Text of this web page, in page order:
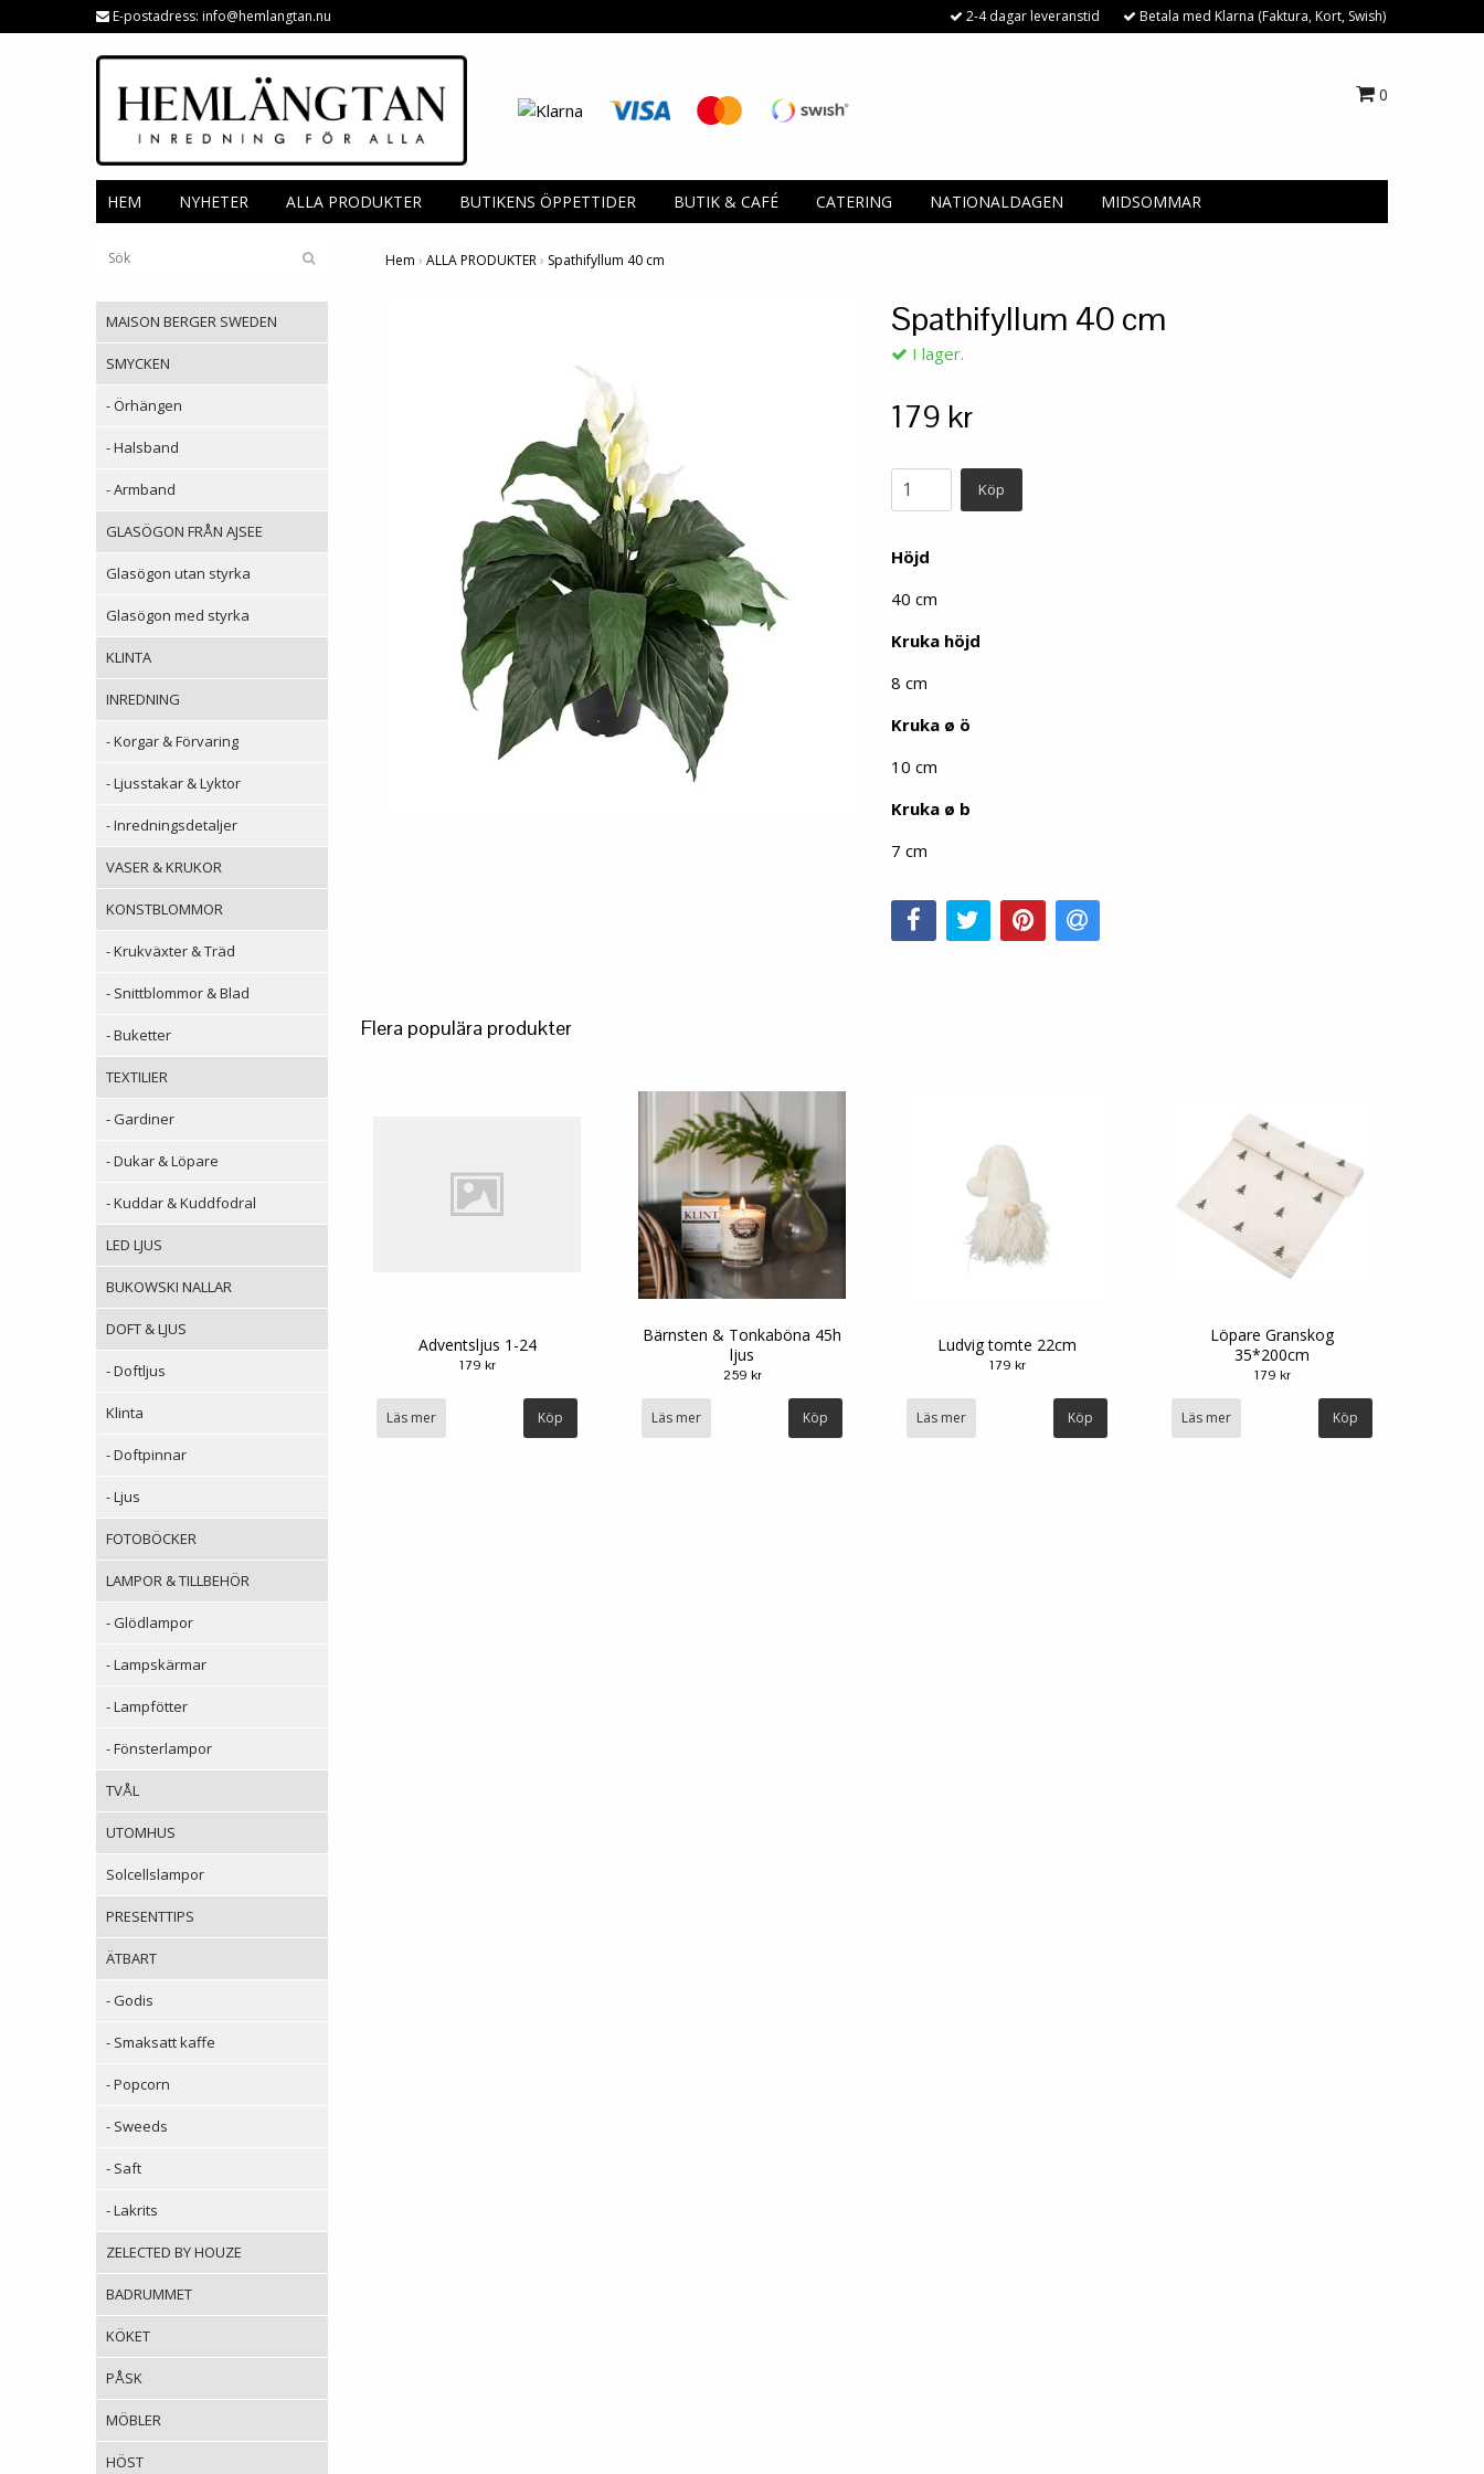
E-postadress: info@hemlangtan.nu 2-4 dagar leveranstid Betala med Klarna (Faktura, Kort, Swish)
0
HEM NYHETER ALLA PRODUKTER BUTIKENS ÖPPETTIDER BUTIK & CAFÉ CATERING NATIONALDAGEN MIDSOMMAR
MAISON BERGER SWEDEN
SMYCKEN
- Örhängen
- Halsband
- Armband
GLASÖGON FRÅN AJSEE
Glasögon utan styrka
Glasögon med styrka
KLINTA
INREDNING
- Korgar & Förvaring
- Ljusstakar & Lyktor
- Inredningsdetaljer
VASER & KRUKOR
KONSTBLOMMOR
- Krukväxter & Träd
- Snittblommor & Blad
- Buketter
TEXTILIER
- Gardiner
- Dukar & Löpare
- Kuddar & Kuddfodral
LED LJUS
BUKOWSKI NALLAR
DOFT & LJUS
- Doftljus
Klinta
- Doftpinnar
- Ljus
FOTOBÖCKER
LAMPOR & TILLBEHÖR
- Glödlampor
- Lampskärmar
- Lampfötter
- Fönsterlampor
TVÅL
UTOMHUS
Solcellslampor
PRESENTTIPS
ÄTBART
- Godis
- Smaksatt kaffe
- Popcorn
- Sweeds
- Saft
- Lakrits
ZELECTED BY HOUZE
BADRUMMET
KÖKET
PÅSK
MÖBLER
HÖST
Hem › ALLA PRODUKTER› Spathifyllum 40 cm
Spathifyllum 40 cm
I lager.
179 kr
Köp
Höjd
40 cm
Kruka höjd
8 cm
Kruka ø ö
10 cm
Kruka ø b
7 cm
Flera populära produkter
Adventsljus 1-24
179 kr
Läs mer
Bärnsten & Tonkaböna 45h
ljus
259 kr
Läs mer
Ludvig tomte 22cm
179 kr
Läs mer
Löpare Granskog
35*200cm
179 kr
Läs mer